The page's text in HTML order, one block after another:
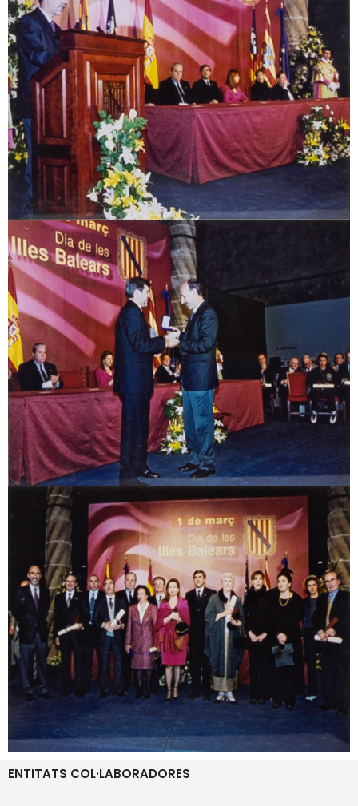
ENTITATS COL·LABORADORES